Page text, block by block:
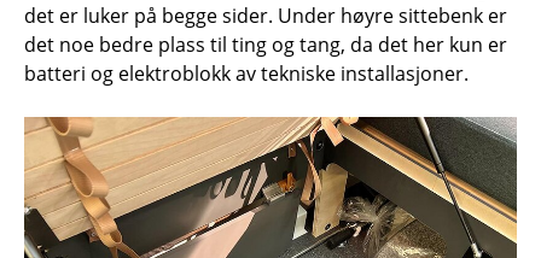
det er luker på begge sider. Under høyre sittebenk er
det noe bedre plass til ting og tang, da det her kun er
batteri og elektroblokk av tekniske installasjoner.